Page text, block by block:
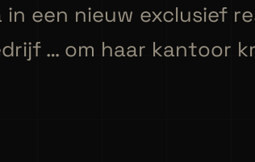
een nieuw exclusief
… om haar kantoor